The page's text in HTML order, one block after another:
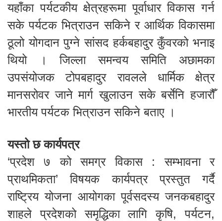
यहाँका पर्यटकीय क्षेत्रहरूमा पूर्वाधार विकास गर्न
सके पर्यटक भित्राउन सकिने र आर्थिक विकासमा
ठूलो योगदान पुग्ने सांसद हर्कबहादुर कुँवरको भनाइ
थियो । जिल्ला समन्वय समिति अछामका
उपसंयोजक टोपबहादुर रावलले धार्मिक क्षेत्र
मानसरोवर जाने मार्ग खुलाउन सके बर्सेनि हजारौँ
भारतीय पर्यटक भित्राउन सकिने बताए ।
यस्तो छ कार्यपत्र
‘प्रदेश ७ को समग्र विकास : सम्भावना र
प्राथमिकता’ विषयक कार्यपत्र प्रस्तुत गर्दै
राष्ट्रिय योजना आयोगका पूर्वसदस्य जनकबहादुर
शाहले प्रदेशको समृद्धिका लागि कृषि, पर्यटन,